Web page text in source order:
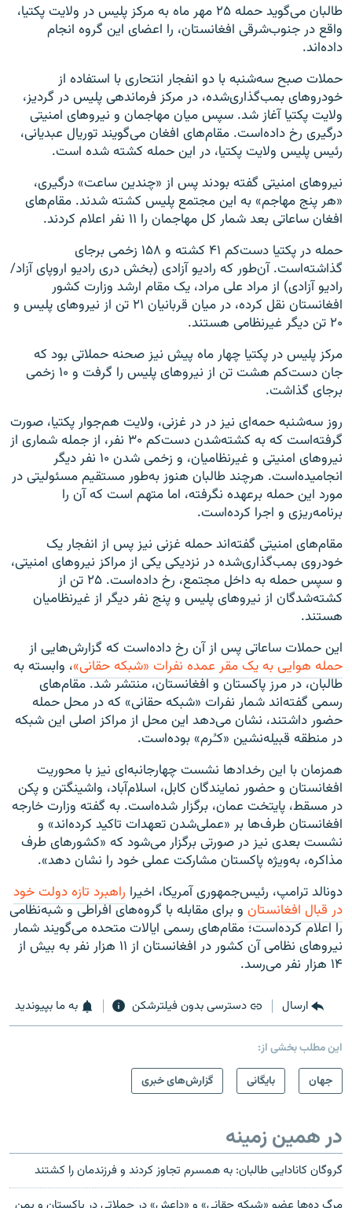
طالبان می‌گوید حمله ۲۵ مهر ماه به مرکز پلیس در ولایت پکتیا،
واقع در جنوب‌شرقی افغانستان، را اعضای این گروه انجام
داده‌اند.
حملات صبح سه‌شنبه با دو انفجار انتحاری با استفاده از
خودروهای بمب‌گذاری‌شده، در مرکز فرماندهی پلیس در گردیز،
ولایت پکتیا آغاز شد. سپس میان مهاجمان و نیروهای امنیتی
درگیری رخ داده‌است. مقام‌های افغان می‌گویند توریال عبدیانی،
رئیس پلیس ولایت پکتیا، در این حمله کشته شده است.
نیروهای امنیتی گفته بودند پس از «چندین ساعت» درگیری،
«هر پنج مهاجم» به این مجتمع پلیس کشته شدند. مقام‌های
افغان ساعاتی بعد شمار کل مهاجمان را ۱۱ نفر اعلام کردند.
حمله در پکتیا دست‌کم ۴۱ کشته و ۱۵۸ زخمی برجای
گذاشته‌است. آن‌طور که رادیو آزادی (بخش دری رادیو اروپای آزاد/
رادیو آزادی) از مراد علی مراد، یک مقام ارشد وزارت کشور
افغانستان نقل کرده، در میان قربانیان ۲۱ تن از نیروهای پلیس و
۲۰ تن دیگر غیرنظامی هستند.
مرکز پلیس در پکتیا چهار ماه پیش نیز صحنه حملاتی بود که
جان دست‌کم هشت تن از نیروهای پلیس را گرفت و ۱۰ زخمی
برجای گذاشت.
روز سه‌شنبه حمه‌ای نیز در در غزنی، ولایت هم‌جوار پکتیا، صورت
گرفته‌است که به کشته‌شدن دست‌کم ۳۰ نفر، از جمله شماری از
نیروهای امنیتی و غیرنظامیان، و زخمی شدن ۱۰ نفر دیگر
انجامیده‌است. هرچند طالبان هنوز به‌طور مستقیم مسئولیتی در
مورد این حمله برعهده نگرفته، اما متهم است که آن را
برنامه‌ریزی و اجرا کرده‌است.
مقام‌های امنیتی گفته‌اند حمله غزنی نیز پس از انفجار یک
خودروی بمب‌گذاری‌شده در نزدیکی یکی از مراکز نیروهای امنیتی،
و سپس حمله به داخل مجتمع، رخ داده‌است. ۲۵ تن از
کشته‌شدگان از نیروهای پلیس و پنج نفر دیگر از غیرنظامیان
هستند.
این حملات ساعاتی پس از آن رخ داده‌است که گزارش‌هایی از
حمله هوایی به یک مقر عمده نفرات «شبکه حقانی»، وابسته به
طالبان، در مرز پاکستان و افغانستان، منتشر شد. مقام‌های
رسمی گفته‌اند شمار نفرات «شبکه حقانی» که در محل حمله
حضور داشتند، نشان می‌دهد این محل از مراکز اصلی این شبکه
در منطقه قبیله‌نشین «کـُرم» بوده‌است.
همزمان با این رخدادها نشست چهارجانبه‌ای نیز با محوریت
افغانستان و حضور نمایندگان کابل، اسلام‌آباد، واشینگتن و پکن
در مسقط، پایتخت عمان، برگزار شده‌است. به گفته وزارت خارجه
افغانستان طرف‌ها بر «عملی‌شدن تعهدات تاکید کرده‌اند» و
نشست بعدی نیز در صورتی برگزار می‌شود که «کشورهای طرف
مذاکره، به‌ویژه پاکستان مشارکت عملی خود را نشان دهد».
دونالد ترامپ، رئیس‌جمهوری آمریکا، اخیرا راهبرد تازه دولت خود
در قبال افغانستان و برای مقابله با گروه‌های افراطی و شبه‌نظامی
را اعلام کرده‌است؛ مقام‌های رسمی ایالات متحده می‌گویند شمار
نیروهای نظامی آن کشور در افغانستان از ۱۱ هزار نفر به بیش از
۱۴ هزار نفر می‌رسد.
ارسال دسترسی بدون فیلترشکن به ما بپیوندید
این مطلب بخشی از:
جهان
بایگانی گزارش‌های خبری
در همین زمینه
گروگان کانادایی طالبان: به همسرم تجاوز کردند و فرزندمان را کشتند